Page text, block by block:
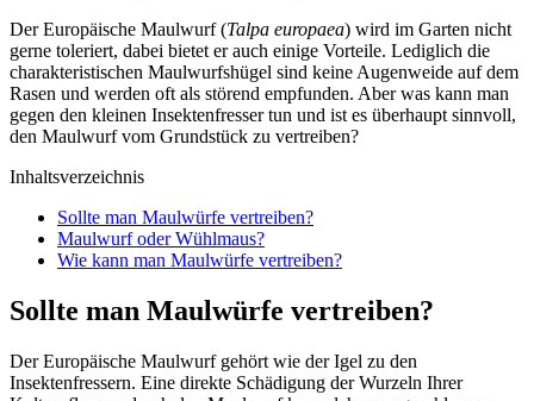
Der Europäische Maulwurf (Talpa europaea) wird im Garten nicht
gerne toleriert, dabei bietet er auch einige Vorteile. Lediglich die
charakteristischen Maulwurfshügel sind keine Augenweide auf dem
Rasen und werden oft als störend empfunden. Aber was kann man
gegen den kleinen Insektenfresser tun und ist es überhaupt sinnvoll,
den Maulwurf vom Grundstück zu vertreiben?
Inhaltsverzeichnis
Sollte man Maulwürfe vertreiben?
Maulwurf oder Wühlmaus?
Wie kann man Maulwürfe vertreiben?
Sollte man Maulwürfe vertreiben?
Der Europäische Maulwurf gehört wie der Igel zu den
Insektenfressern. Eine direkte Schädigung der Wurzeln Ihrer